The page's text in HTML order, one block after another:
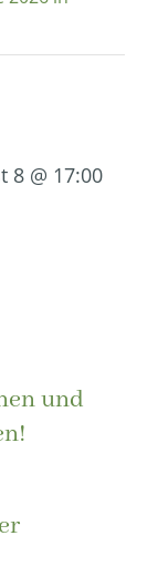
8 @ 17:00
und